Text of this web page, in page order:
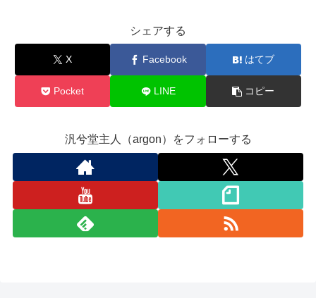
シェアする
X Facebook はてブ
Pocket LINE コピー
汎兮堂主人（argon）をフォローする